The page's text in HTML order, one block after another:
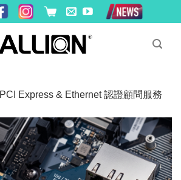
PCI Express & Ethernet 認證顧問服務